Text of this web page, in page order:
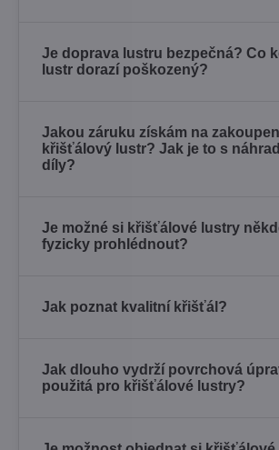
Je doprava lustru bezpečná? Co
lustr dorazí poškozený?
Jakou záruku získám na
křišťálový lustr? Jak je to s
díly?
Je možné si křišťálové lustry
fyzicky prohlédnout?
Jak poznat kvalitní křišťál?
Jak dlouho vydrží povrchová
použitá pro křišťálové lustry?